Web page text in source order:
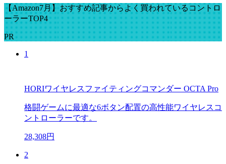
【Amazon7月】おすすめ記事からよく買われているコントロ
ーラーTOP4
PR
1
HORIワイヤレスファイティングコマンダー OCTA Pro
格闘ゲームに最適な6ボタン配置の高性能ワイヤレスコ
ントローラーです。
28,308円
2